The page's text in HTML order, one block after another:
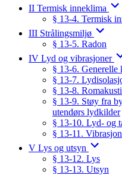
II Termisk inneklima
§ 13-4. Termisk
III Strålingsmiljø
§ 13-5. Radon
IV Lyd og vibrasjoner
§ 13-6.
§ 13-7.
§ 13-8.
§ 13-9. Støy fra
utendørs lydkilder
§ 13-10. Lyd- og
§ 13-11.
V Lys og utsyn
§ 13-12. Lys
§ 13-13. Utsyn